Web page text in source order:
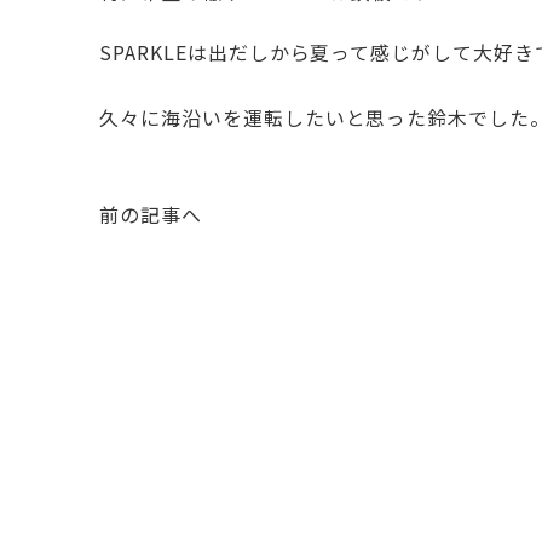
SPARKLEは出だしから夏って感じがして大好き
久々に海沿いを運転したいと思った鈴木でした
前の記事へ